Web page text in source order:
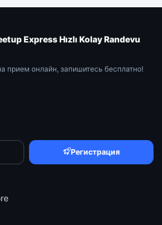
Express Hızlı Kolay Randevu
прием онлайн, запишитесь бесплатно!
Регистрация